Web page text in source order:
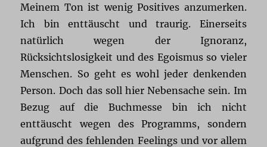
Meinem Ton ist wenig Positives anzumerken.
Ich bin enttäuscht und traurig. Einerseits
natürlich wegen der Ignoranz,
Rücksichtslosigkeit und des Egoismus so vieler
Menschen. So geht es wohl jeder denkenden
Person. Doch das soll hier Nebensache sein. Im
Bezug auf die Buchmesse bin ich nicht
enttäuscht wegen des Programms, sondern
aufgrund des fehlenden Feelings und vor allem